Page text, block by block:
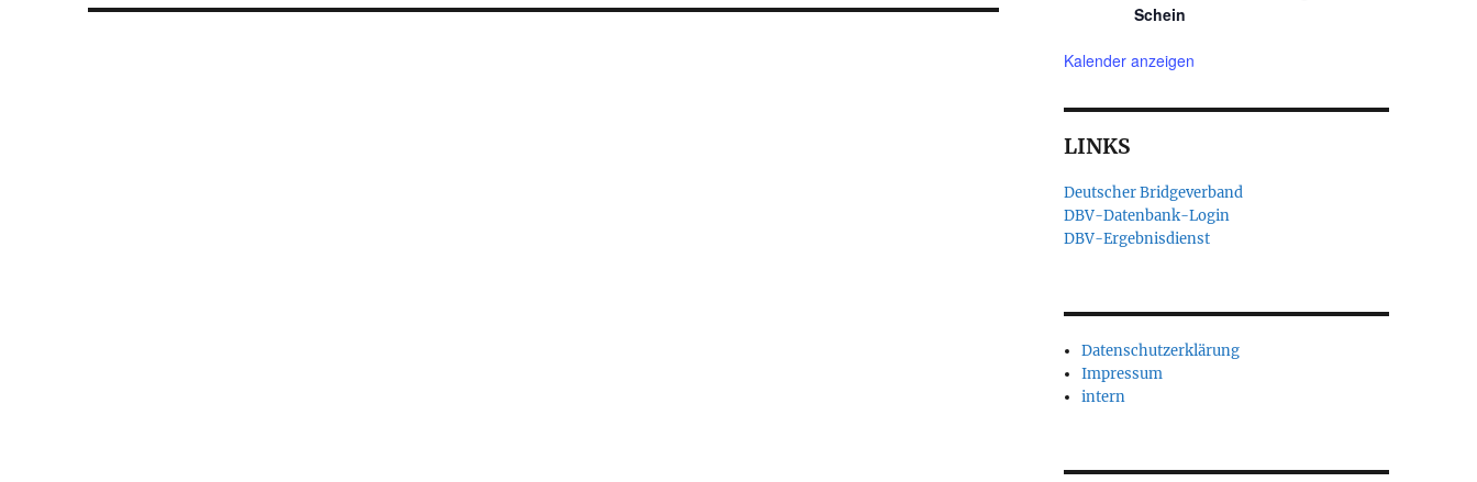
Schein
Kalender anzeigen
LINKS
Deutscher Bridgeverband
DBV-Datenbank-Login
DBV-Ergebnisdienst
Datenschutzerklärung
Impressum
intern